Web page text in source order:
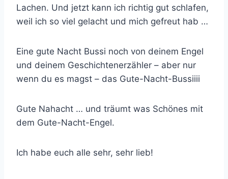
Lachen. Und jetzt kann ich richtig gut schlafen,
weil ich so viel gelacht und mich gefreut hab …
Eine gute Nacht Bussi noch von deinem Engel
und deinem Geschichtenerzähler – aber nur
wenn du es magst – das Gute-Nacht-Bussiiii
Gute Nahacht … und träumt was Schönes mit
dem Gute-Nacht-Engel.
Ich habe euch alle sehr, sehr lieb!